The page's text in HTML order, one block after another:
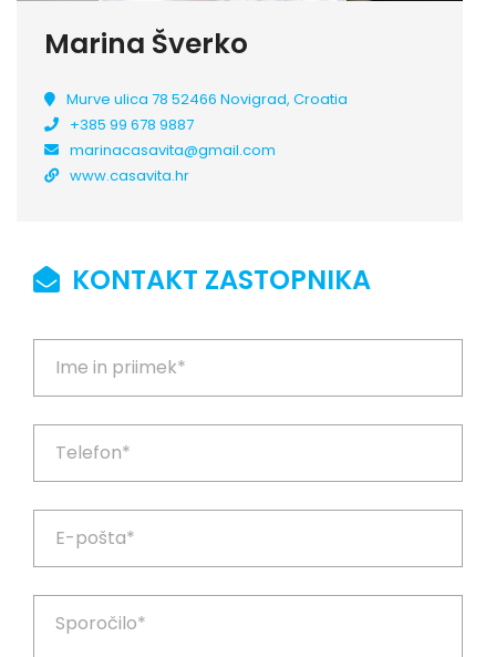
Marina Šverko
Murve ulica 78 52466 Novigrad, Croatia
+385 99 678 9887
marinacasavita@gmail.com
www.casavita.hr
KONTAKT ZASTOPNIKA